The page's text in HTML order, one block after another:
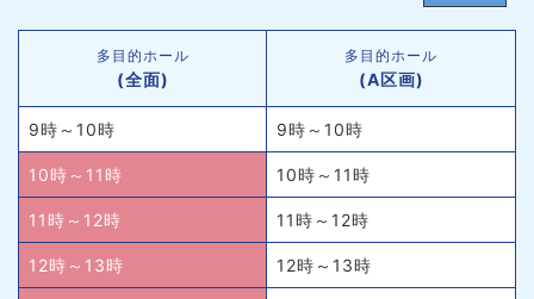
多目的ホール
(全面)
多目的ホール
(A区画)
9時～10時 9時～10時
10時～11時 10時～11時
11時～12時 11時～12時
12時～13時 12時～13時